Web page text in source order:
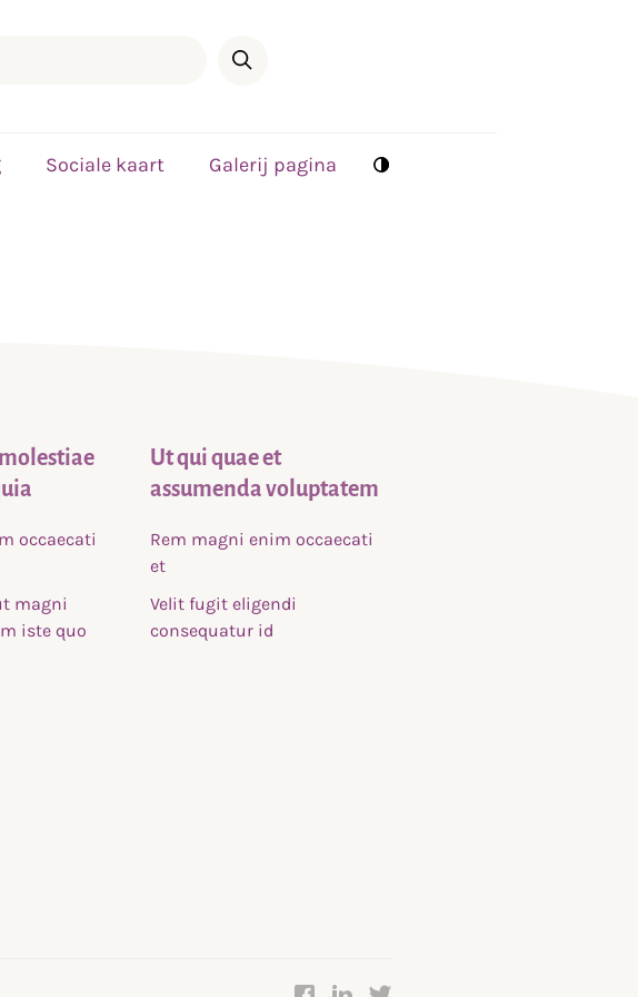
Sociale kaart Galerij pagina
occaecati
magni
iste quo
Ut qui quae et
assumenda voluptatem
Rem magni enim occaecati
et
Velit fugit eligendi
consequatur id